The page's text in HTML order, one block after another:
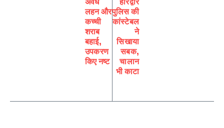
लहन और
कच्ची
शराब
बहाई,
उपकरण
किए नष्ट
पुलिस की
कांस्टेबल
ने
सिखाया
सबक,
चालान
भी काटा